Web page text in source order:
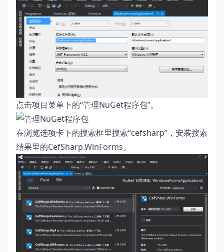
点击项目菜单下的“管理NuGet程序包”。
在浏览选项卡下的搜索框里搜索“cefsharp”，安装搜索
结果里的CefSharp.WinForms。